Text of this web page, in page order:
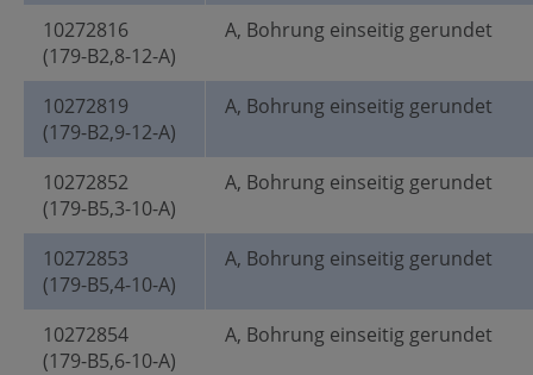
10272816
(179-B2,8-12-A)
A, Bohrung einseitig gerundet
10272819
(179-B2,9-12-A)
A, Bohrung einseitig gerundet
10272852
(179-B5,3-10-A)
A, Bohrung einseitig gerundet
10272853
(179-B5,4-10-A)
A, Bohrung einseitig gerundet
10272854
(179-B5,6-10-A)
A, Bohrung einseitig gerundet